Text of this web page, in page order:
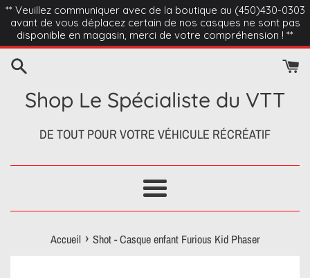
Passer
contenu
** Veuillez communiquer avec de la boutique au (450)430-0303
avant de vous déplacez certain de nos casques ne sont pas
disponible en magasin, merci de votre compréhension ! **
Shop Le Spécialiste du VTT
DE TOUT POUR VOTRE VÉHICULE RÉCRÉATIF
Menu
Accueil › Shot - Casque enfant Furious Kid Phaser